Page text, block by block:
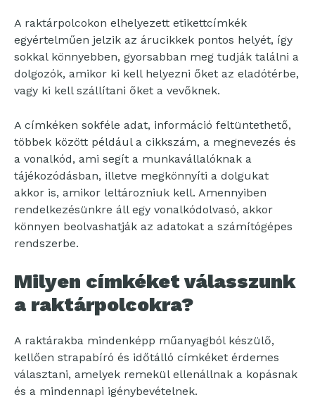
A raktárpolcokon elhelyezett etikettcímkék
egyértelműen jelzik az árucikkek pontos helyét, így
sokkal könnyebben, gyorsabban meg tudják találni a
dolgozók, amikor ki kell helyezni őket az eladótérbe,
vagy ki kell szállítani őket a vevőknek.
A címkéken sokféle adat, információ feltüntethető,
többek között például a cikkszám, a megnevezés és
a vonalkód, ami segít a munkavállalóknak a
tájékozódásban, illetve megkönnyíti a dolgukat
akkor is, amikor leltározniuk kell. Amennyiben
rendelkezésünkre áll egy vonalkódolvasó, akkor
könnyen beolvashatják az adatokat a számítógépes
rendszerbe.
Milyen címkéket válasszunk
a raktárpolcokra?
A raktárakba mindenképp műanyagból készülő,
kellően strapabíró és időtálló címkéket érdemes
választani, amelyek remekül ellenállnak a kopásnak
és a mindennapi igénybevételnek.